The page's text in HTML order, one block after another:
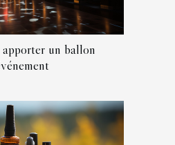
un ballon